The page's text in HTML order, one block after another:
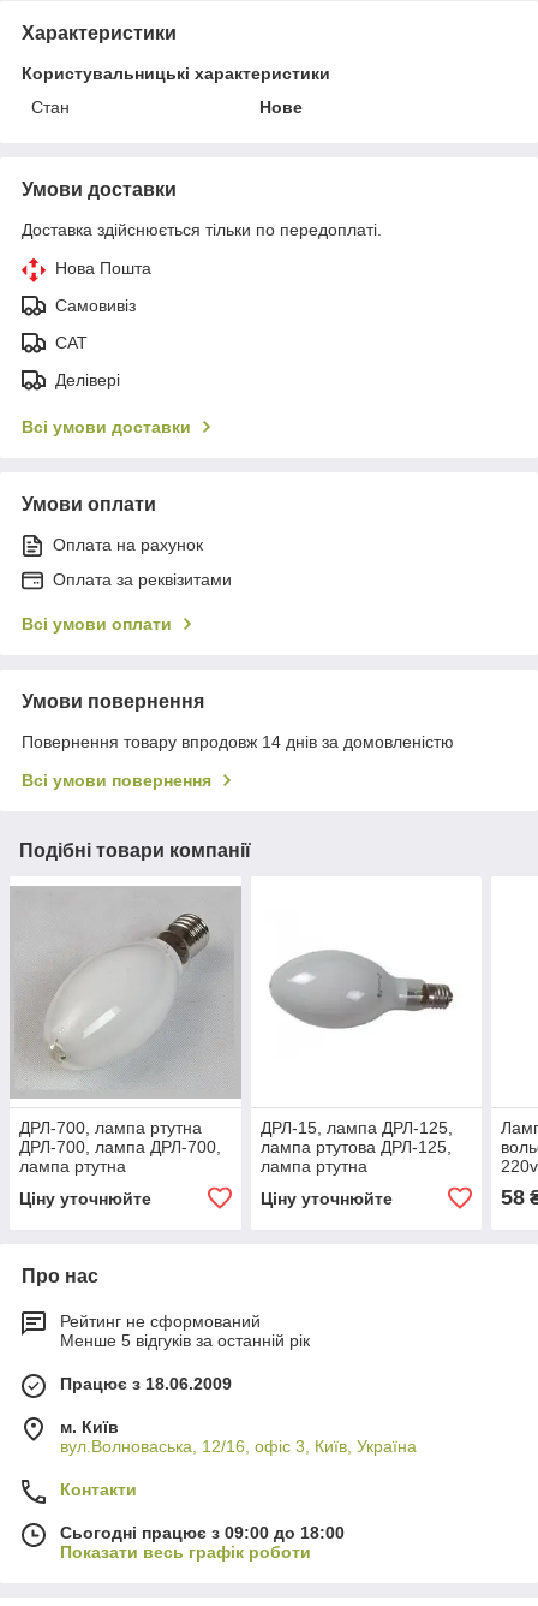
Характеристики
Користувальницькі характеристики
Стан
Нове
Умови доставки
Доставка здійснюється тільки по передоплаті.
Нова Пошта
Самовивіз
САТ
Делівері
Всі умови доставки
Умови оплати
Оплата на рахунок
Оплата за реквізитами
Всі умови оплати
Умови повернення
Повернення товару впродовж 14 днів за домовленістю
Всі умови повернення
Подібні товари компанії
ДРЛ-700, лампа ртутна
ДРЛ-700, лампа ДРЛ-700,
лампа ртутна
Ціну уточнюйте
ДРЛ-15, лампа ДРЛ-125,
лампа ртутова ДРЛ-125,
лампа ртутна
Ціну уточнюйте
58
Про нас
Рейтинг не сформований
Менше 5 відгуків за останній рік
Працює з 18.06.2009
м. Київ
вул.Волноваська, 12/16, офіс 3, Київ, Україна
Контакти
Сьогодні працює з 09:00 до 18:00
Показати весь графік роботи